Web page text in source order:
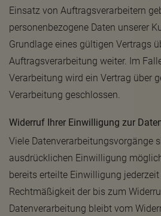
Einsatz von Auftragsverarbeitern
personenbezogene Daten unserer
Grundlage eines gültigen Vertrags
Auftragsverarbeitung weiter. Im
Verarbeitung wird ein Vertrag über
Verarbeitung geschlossen.
Widerruf Ihrer Einwilligung zur
Viele Datenverarbeitungsvorgänge
ausdrücklichen Einwilligung
bereits erteilte Einwilligung
Rechtmäßigkeit der bis zum
Datenverarbeitung bleibt vom